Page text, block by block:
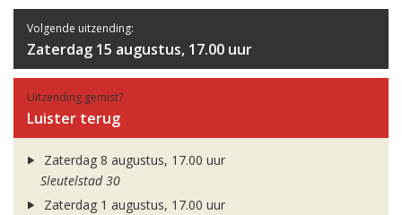
Volgende uitzending:
Zaterdag 15 augustus, 17.00 uur
Uitzending gemist?
Luister terug
Zaterdag 8 augustus, 17.00 uur
Sleutelstad 30
Zaterdag 1 augustus, 17.00 uur